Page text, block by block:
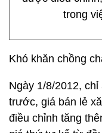
trong
Khó khăn chồng
Ngày 1/8/2012,
trước, giá bán lẻ
điều chỉnh tăng